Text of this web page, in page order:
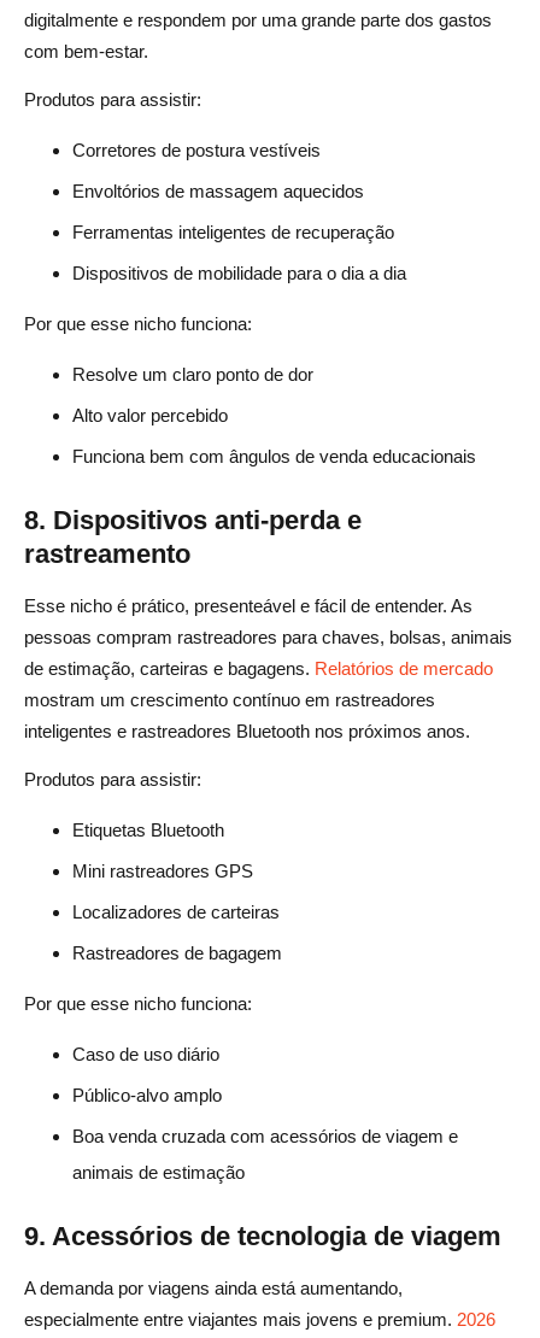
digitalmente e respondem por uma grande parte dos gastos
com bem-estar.
Produtos para assistir:
Corretores de postura vestíveis
Envoltórios de massagem aquecidos
Ferramentas inteligentes de recuperação
Dispositivos de mobilidade para o dia a dia
Por que esse nicho funciona:
Resolve um claro ponto de dor
Alto valor percebido
Funciona bem com ângulos de venda educacionais
8. Dispositivos anti-perda e
rastreamento
Esse nicho é prático, presenteável e fácil de entender. As
pessoas compram rastreadores para chaves, bolsas, animais
de estimação, carteiras e bagagens. Relatórios de mercado
mostram um crescimento contínuo em rastreadores
inteligentes e rastreadores Bluetooth nos próximos anos.
Produtos para assistir:
Etiquetas Bluetooth
Mini rastreadores GPS
Localizadores de carteiras
Rastreadores de bagagem
Por que esse nicho funciona:
Caso de uso diário
Público-alvo amplo
Boa venda cruzada com acessórios de viagem e
animais de estimação
9. Acessórios de tecnologia de viagem
A demanda por viagens ainda está aumentando,
especialmente entre viajantes mais jovens e premium. 2026